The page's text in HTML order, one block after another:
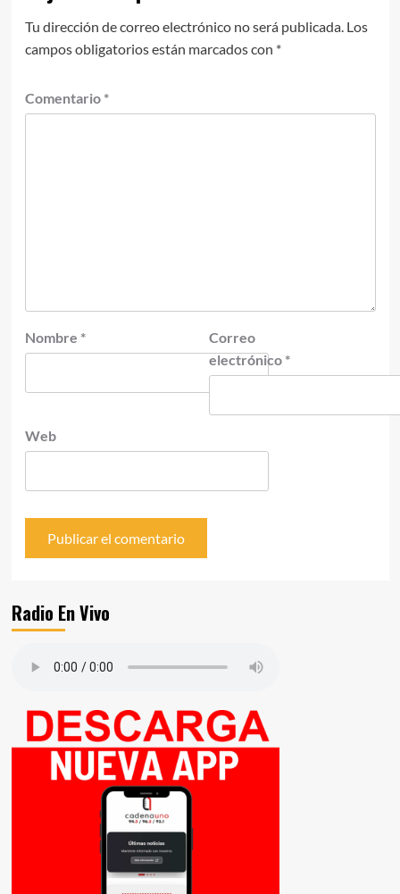
Tu dirección de correo electrónico no será publicada. Los
campos obligatorios están marcados con *
Comentario *
Nombre *
Correo
electrónico *
Web
Radio En Vivo